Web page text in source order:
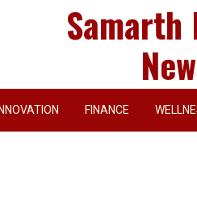
Samarth
INNOVATION FINANCE